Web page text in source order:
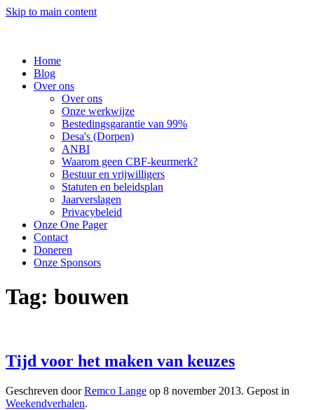
Skip to main content
Home
Blog
Over ons
Over ons
Onze werkwijze
Bestedingsgarantie van 99%
Desa's (Dorpen)
ANBI
Waarom geen CBF-keurmerk?
Bestuur en vrijwilligers
Statuten en beleidsplan
Jaarverslagen
Privacybeleid
Onze One Pager
Contact
Doneren
Onze Sponsors
Tag: bouwen
Tijd voor het maken van keuzes
Geschreven doorRemco Lange op 8 november 2013. Gepost in
Weekendverhalen.